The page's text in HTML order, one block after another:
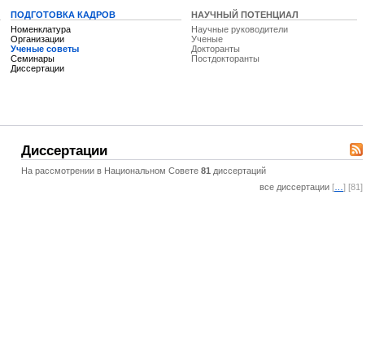
ПОДГОТОВКА КАДРОВ
Номенклатура
Организации
Ученые советы
Семинары
Диссертации
НАУЧНЫЙ ПОТЕНЦИАЛ
Научные руководители
Ученые
Докторанты
Постдокторанты
Диссертации
На рассмотрении в Национальном Совете 81 диссертаций
все диссертации [ ] [81]